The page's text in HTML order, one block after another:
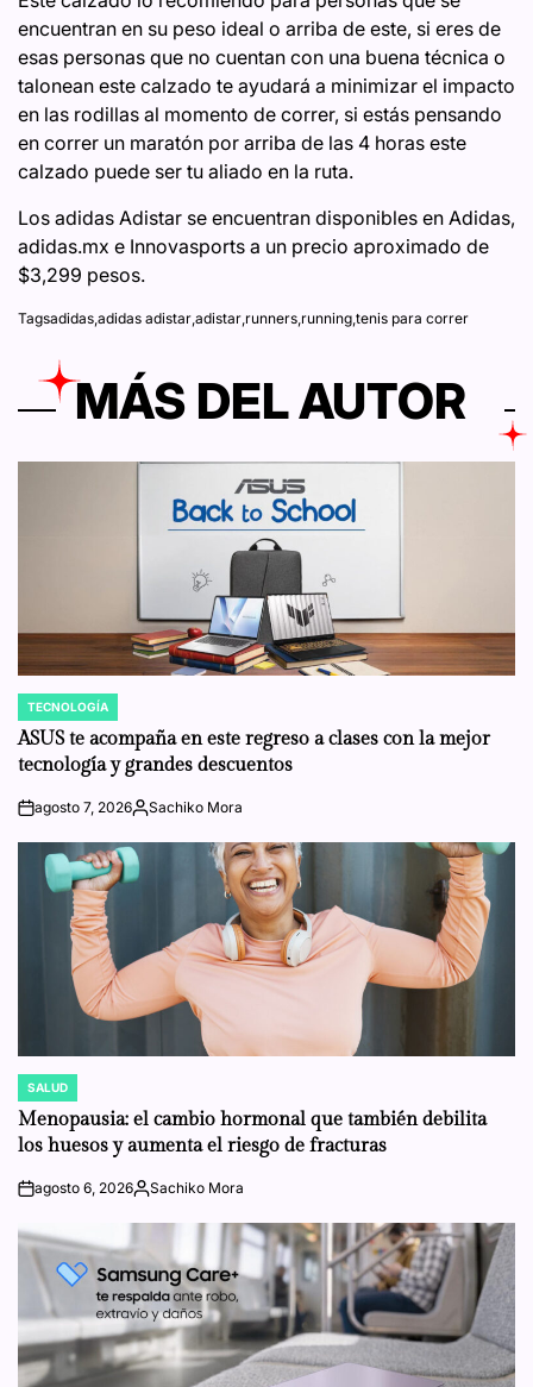
encuentran en su peso ideal o arriba de este, si eres de
esas personas que no cuentan con una buena técnica o
talonean este calzado te ayudará a minimizar el impacto
en las rodillas al momento de correr, si estás pensando
en correr un maratón por arriba de las 4 horas este
calzado puede ser tu aliado en la ruta.
Los adidas Adistar se encuentran disponibles en Adidas,
adidas.mx e Innovasports a un precio aproximado de
$3,299 pesos.
Tagsadidas,adidas adistar,adistar,runners,running,tenis para correr
MÁS DEL AUTOR
POSTED
IN
TECNOLOGÍA
ASUS te acompaña en este regreso a clases con la mejor
tecnología y grandes descuentos
onagosto 7, 2026Posted
Sachiko Mora
POSTED
IN
SALUD
Menopausia: el cambio hormonal que también debilita
los huesos y aumenta el riesgo de fracturas
onagosto 6, 2026Posted
Sachiko Mora